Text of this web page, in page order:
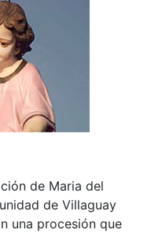
de Maria del
de Villaguay
una procesión que